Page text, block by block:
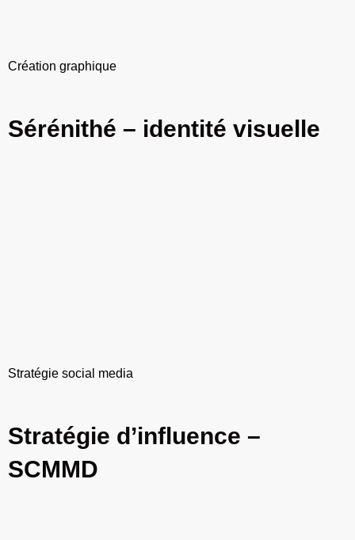
Création graphique
Sérénithé – identité visuelle
Stratégie social media
Stratégie d’influence –
SCMMD